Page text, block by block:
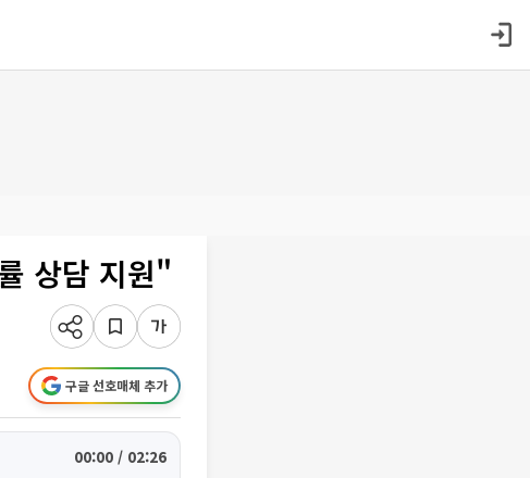
상담 지원"
구글 선호매체 추가
00:00 / 02:26